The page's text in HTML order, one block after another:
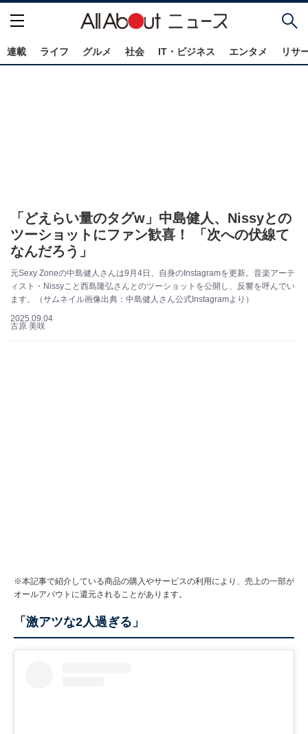
連載 ライフ グルメ 社会 IT・ビジネス エンタメ リサ
「どえらい量のタグw」中島健人、Nissyとの
ツーショットにファン歓喜！ 「次への伏線て
なんだろう」
元Sexy Zoneの中島健人さんは9月4日、自身のInstagramを更新。音楽アーテ
ィスト・Nissyこと西島隆弘さんとのツーショットを公開し、反響を呼んでい
ます。（サムネイル画像出典：中島健人さん公式Instagramより）
2025.09.04
古原 美咲
※本記事で紹介している商品の購入やサービスの利用により、売上の一部が
オールアバウトに還元されることがあります。
「激アツな2人過ぎる」